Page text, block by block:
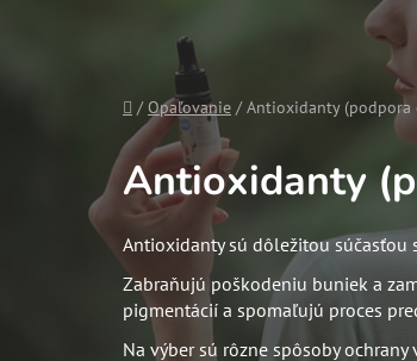
Domov
/ Opaľovanie / Antioxidanty (podpora
Antioxidanty
Antioxidanty sú dôležitou súčasťou
Zabraňujú poškodeniu buniek a
pigmentácií a spomaľujú proces
Na výber sú rôzne spôsoby